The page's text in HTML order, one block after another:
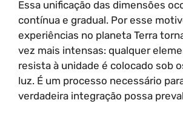
Essa unificação das dimensões
contínua e gradual. Por esse
experiências no planeta Terra
vez mais intensas: qualquer
resista à unidade é colocado sob
luz. É um processo necessário
verdadeira integração possa